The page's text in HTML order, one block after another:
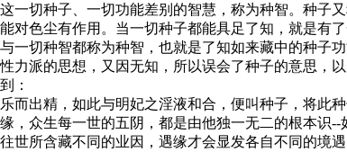
一切种子、一切功能差别的智慧，称为种智。种
对色尘有作用。当一切种子都能具足了知，就是
一切种智都称为种智，也就是了知如来藏中的种子
力派的思想，又因无知，所以误会了种子的意思
：
而出精，如此与明妃之淫液和合，便叫种子，将此
，众生每一世的五阴，都是由他独一无二的根本识
世所含藏不同的业因，遇缘才会显发各自不同的